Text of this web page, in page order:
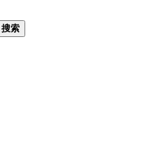
搜索